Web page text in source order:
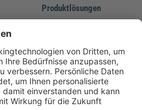
Produktlösungen
Unsere Marken